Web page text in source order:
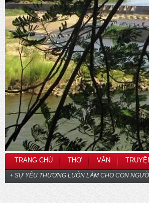
TRANG CHỦ THƠ VĂN
+ SỰ YÊU THƯƠNG LUÔN LÀM CHO CON